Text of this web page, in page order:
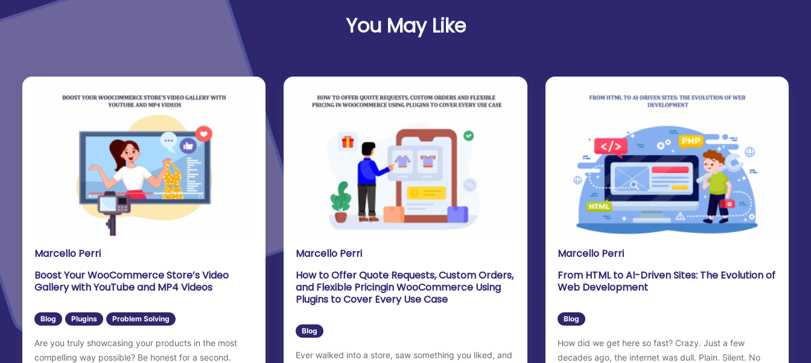
You May Like
Marcello Perri
Boost Your WooCommerce Store’s Video
Gallery with YouTube and MP4 Videos
Blog Plugins Problem Solving
Are you truly showcasing your products in the most
compelling way possible? Be honest for a second.
Marcello Perri
How to Offer Quote Requests, Custom Orders,
and Flexible Pricingin WooCommerce Using
Plugins to Cover Every Use Case
Blog
Ever walked into a store, saw something you liked, and
Marcello Perri
From HTML to AI-Driven Sites: The Evolution of
Web Development
Blog
How did we get here so fast? Crazy. Just a few
decades ago, the internet was dull. Plain. Silent. No